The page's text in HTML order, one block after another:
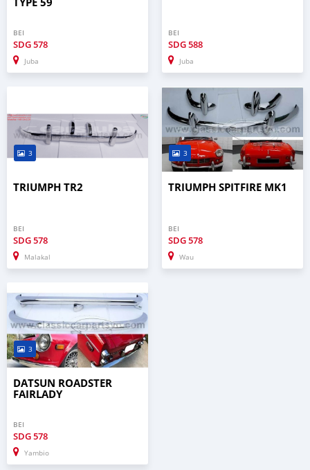
BEI
SDG578
Juba
BEI
SDG588
Juba
3
TRIUMPH TR2
BEI
SDG578
Malakal
3
TRIUMPH SPITFIRE MK1
BEI
SDG578
Wau
3
DATSUN ROADSTER
FAIRLADY
BEI
SDG578
Yambio